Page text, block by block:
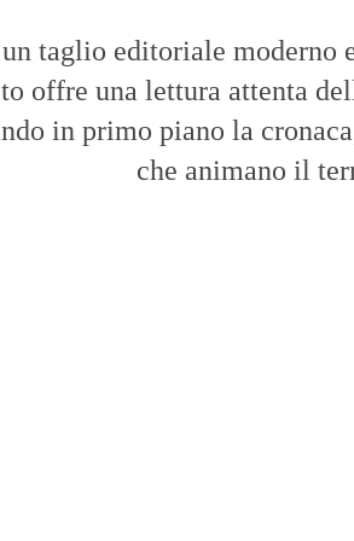
taglio editoriale moderno
offre una lettura attenta
in primo piano la
che animano il